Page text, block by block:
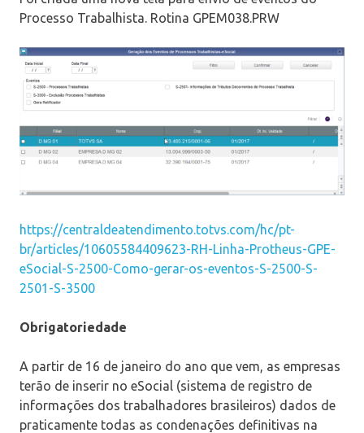
Processo Trabalhista. Rotina GPEM038.PRW
https://centraldeatendimento.totvs.com/hc/pt-
br/articles/10605584409623-RH-Linha-Protheus-GPE-
eSocial-S-2500-Como-gerar-os-eventos-S-2500-S-
2501-S-3500
Obrigatoriedade
A partir de 16 de janeiro do ano que vem, as empresas
terão de inserir no eSocial (sistema de registro de
informações dos trabalhadores brasileiros) dados de
praticamente todas as condenações definitivas na